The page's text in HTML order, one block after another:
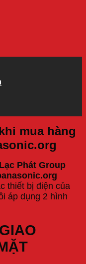
mua hàng
Phát Group
thiết bị điện của
áp dụng 2 hình